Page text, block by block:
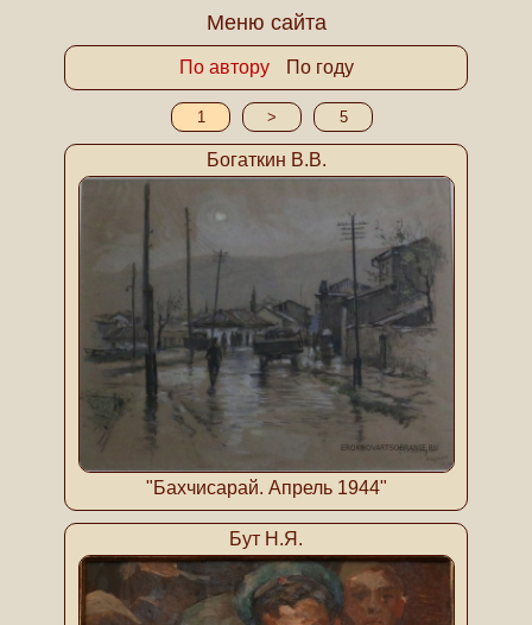
Меню сайта
По автору По году
1 > 5
Богаткин В.В.
"Бахчисарай. Апрель 1944"
Бут Н.Я.